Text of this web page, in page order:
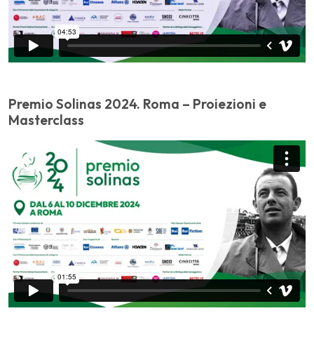
Premio Solinas 2024. Roma – Proiezioni e
Masterclass